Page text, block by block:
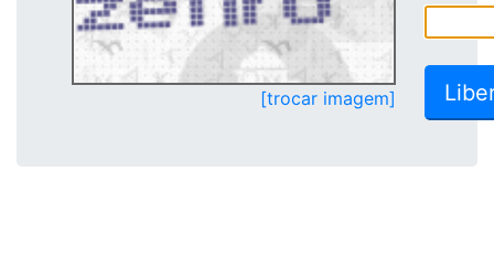
[trocar imagem]